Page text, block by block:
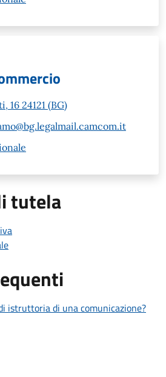
16 24121 (BG)
tutela
istruttoria di una comunicazione?